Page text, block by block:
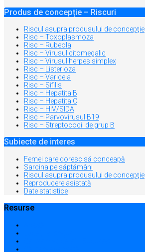
Produs de concepție – Riscuri
Riscul asupra produsului de concepţie
Risc – Toxoplasmoza
Risc – Rubeola
Risc – Virusul citomegalic
Risc – Virusul herpes simplex
Risc – Listerioza
Risc – Varicela
Risc – Sifilis
Risc – Hepatita B
Risc – Hepatita C
Risc – HIV/SIDA
Risc – Parvovirusul B19
Risc – Streptococii de grup B
Subiecte de interes
Femei care doresc să conceapă
Sarcina pe săptămâni
Riscul asupra produsului de concepţie
Reproducere asistată
Date statistice
Resurse